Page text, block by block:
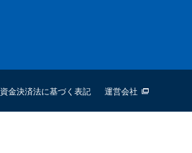
資金決済法に基づく表記 運営会社